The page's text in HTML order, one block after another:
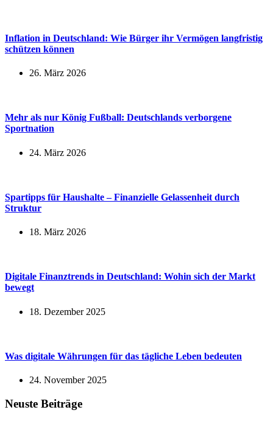
Inflation in Deutschland: Wie Bürger ihr Vermögen langfristig
schützen können
26. März 2026
Mehr als nur König Fußball: Deutschlands verborgene
Sportnation
24. März 2026
Spartipps für Haushalte – Finanzielle Gelassenheit durch
Struktur
18. März 2026
Digitale Finanztrends in Deutschland: Wohin sich der Markt
bewegt
18. Dezember 2025
Was digitale Währungen für das tägliche Leben bedeuten
24. November 2025
Neuste Beiträge